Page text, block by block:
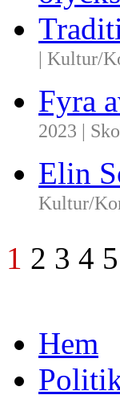
| Kultur/
Fyra
2023 |
Elin
Kultur/
1 2 3 4 5
Hem